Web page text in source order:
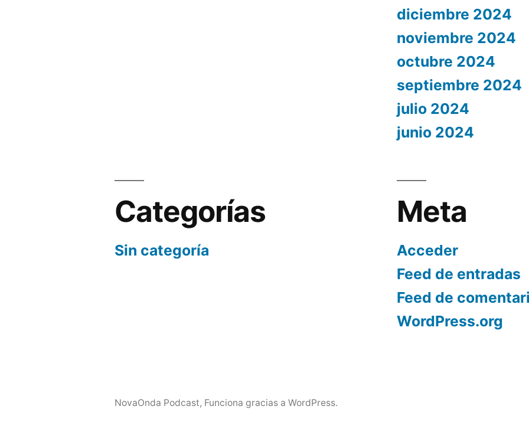
diciembre 2024
noviembre 2024
octubre 2024
septiembre 2024
julio 2024
junio 2024
Categorías
Sin categoría
Meta
Acceder
Feed de entradas
Feed de
WordPress.org
NovaOnda Podcast, Funciona gracias a WordPress.